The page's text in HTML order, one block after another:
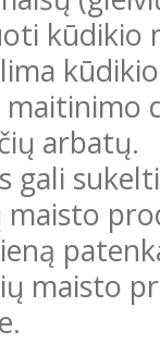
kūdikio
arbatų.
gali
maisto
maisto